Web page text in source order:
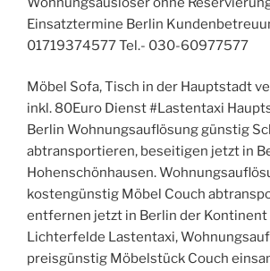
Einsatztermine Berlin
01719374577 Tel.- 030-60977577
Möbel Sofa, Tisch in der Hauptstadt
inkl. 80Euro Dienst #Lastentaxi
Berlin Wohnungsauflösung günstig
abtransportieren, beseitigen jetzt in
Hohenschönhausen.
kostengünstig Möbel Couch
entfernen jetzt in Berlin der Kontinent
Lichterfelde Lastentaxi,
preisgünstig Möbelstück Couch